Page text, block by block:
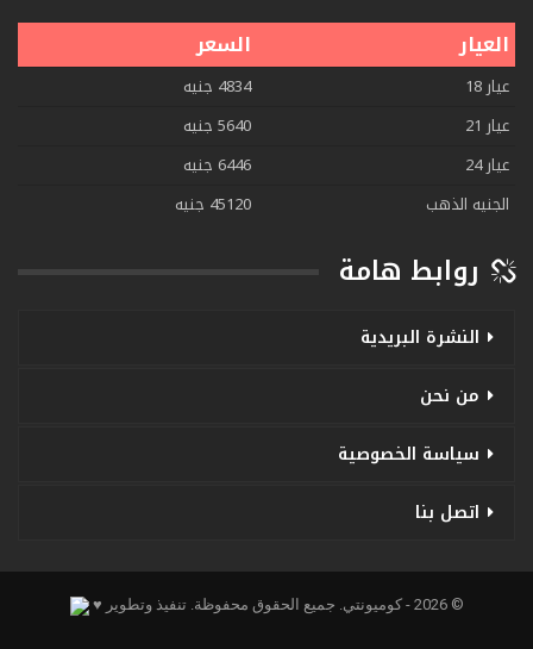
العيار السعر
عيار 18
4834 جنيه
عيار 21
5640 جنيه
عيار 24
6446 جنيه
الجنيه الذهب
45120 جنيه
روابط هامة
النشرة البريدية
من نحن
سياسة الخصوصية
اتصل بنا
© 2026 - كوميونتي. جميع الحقوق محفوظة. تنفيذ وتطوير ♥